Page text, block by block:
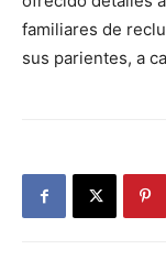
familiares de
sus parientes, a